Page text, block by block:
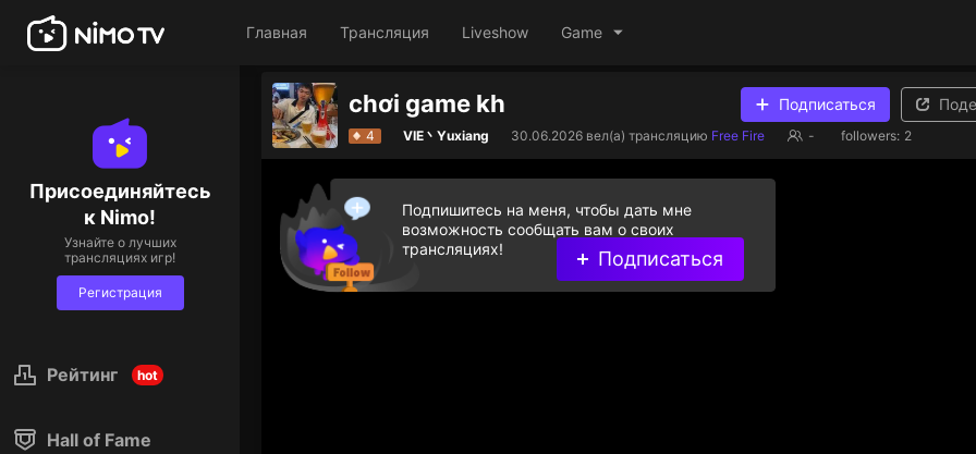
Главная Трансляция Liveshow Game
Присоединяйтесь
к Nimo!
Узнайте о лучших
трансляциях игр!
Регистрация
Рейтинг hot
Hall of Fame
chơi game kh Подписаться
4 VIE丶Yuxiang 30.06.2026 вел(а) трансляцию Free Fire - followers: 2
Подпишитесь на меня, чтобы дать мне
возможность сообщать вам о своих
трансляциях!
Подписаться